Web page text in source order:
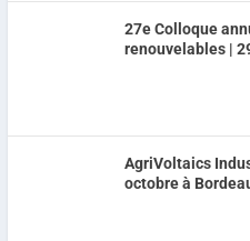
27e Colloque
renouvelables |
AgriVoltaics
octobre à